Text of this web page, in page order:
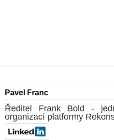
Pavel Franc
Ředitel Frank Bold -
organizací platformy